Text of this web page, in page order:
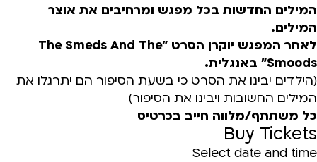
המילים החדשות בכל מפגש ומרחיבים את אוצר
המילים.
לאחר המפגש יוקרן הסרט "The Smeds And The
Smoods" באנגלית.
(הילדים יבינו את הסרט כי בשעת הסיפור הם יתרגלו את
המילים החשובות ויבינו את הסיפור)
כל משתתף/מלווה חייב בכרטיס
Buy Tickets
Select date and time